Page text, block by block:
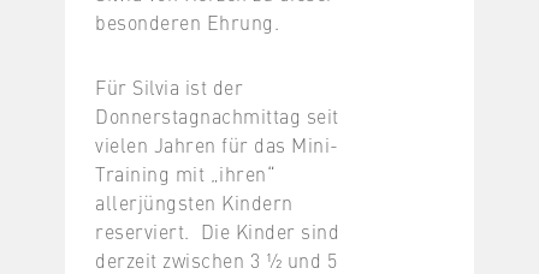
besonderen Ehrung.
Für Silvia ist der
Donnerstagnachmittag seit
vielen Jahren für das Mini-
Training mit „ihren“
allerjüngsten Kindern
reserviert. Die Kinder sind
derzeit zwischen 3 ½ und 5